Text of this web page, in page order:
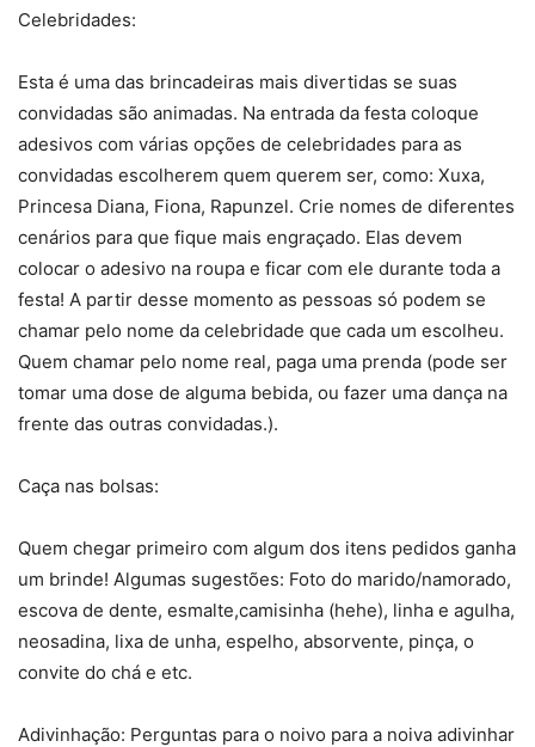
Celebridades:
Esta é uma das brincadeiras mais divertidas se suas
convidadas são animadas. Na entrada da festa coloque
adesivos com várias opções de celebridades para as
convidadas escolherem quem querem ser, como: Xuxa,
Princesa Diana, Fiona, Rapunzel. Crie nomes de diferentes
cenários para que fique mais engraçado. Elas devem
colocar o adesivo na roupa e ficar com ele durante toda a
festa! A partir desse momento as pessoas só podem se
chamar pelo nome da celebridade que cada um escolheu.
Quem chamar pelo nome real, paga uma prenda (pode ser
tomar uma dose de alguma bebida, ou fazer uma dança na
frente das outras convidadas.).
Caça nas bolsas:
Quem chegar primeiro com algum dos itens pedidos ganha
um brinde! Algumas sugestões: Foto do marido/namorado,
escova de dente, esmalte,camisinha (hehe), linha e agulha,
neosadina, lixa de unha, espelho, absorvente, pinça, o
convite do chá e etc.
Adivinhação: Perguntas para o noivo para a noiva adivinhar